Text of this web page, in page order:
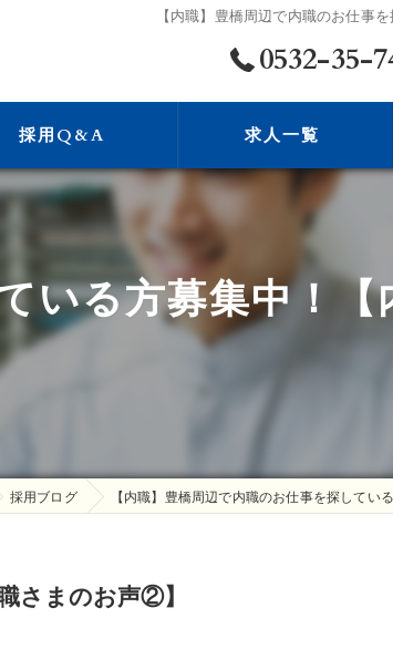
【内職】豊橋周辺で内職のお仕事
0532-35-
採用Q&A 求人一覧
いる方募集中！
採用ブログ 【内職】豊橋周辺で内職のお仕事を探してい
さまのお声②】